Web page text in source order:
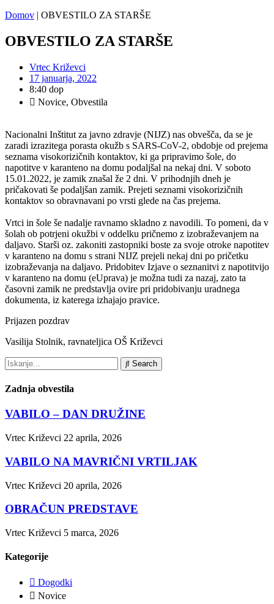
Domov | OBVESTILO ZA STARŠE
OBVESTILO ZA STARŠE
Vrtec Križevci
17 januarja, 2022
8:40 dop
Novice, Obvestila
Nacionalni Inštitut za javno zdravje (NIJZ) nas obvešča, da se je
zaradi izrazitega porasta okužb s SARS-CoV-2, obdobje od prejema
seznama visokorizičnih kontaktov, ki ga pripravimo šole, do
napotitve v karanteno na domu podaljšal na nekaj dni. V soboto
15.01.2022, je zamik znašal že 2 dni. V prihodnjih dneh je
pričakovati še podaljšan zamik. Prejeti seznami visokorizičnih
kontaktov so obravnavani po vrsti glede na čas prejema.
Vrtci in šole še nadalje ravnamo skladno z navodili. To pomeni, da v
šolah ob potrjeni okužbi v oddelku pričnemo z izobraževanjem na
daljavo. Starši oz. zakoniti zastopniki boste za svoje otroke napotitev
v karanteno na domu s strani NIJZ prejeli nekaj dni po pričetku
izobraževanja na daljavo. Pridobitev Izjave o seznanitvi z napotitvijo
v karanteno na domu (eUprava) je možna tudi za nazaj, zato ta
časovni zamik ne predstavlja ovire pri pridobivanju uradnega
dokumenta, iz katerega izhajajo pravice.
Prijazen pozdrav
Vasilija Stolnik, ravnateljica OŠ Križevci
Search
Zadnja obvestila
VABILO – DAN DRUŽINE
Vrtec Križevci 22 aprila, 2026
VABILO NA MAVRIČNI VRTILJAK
Vrtec Križevci 20 aprila, 2026
OBRAČUN PREDSTAVE
Vrtec Križevci 5 marca, 2026
Kategorije
Dogodki
Novice